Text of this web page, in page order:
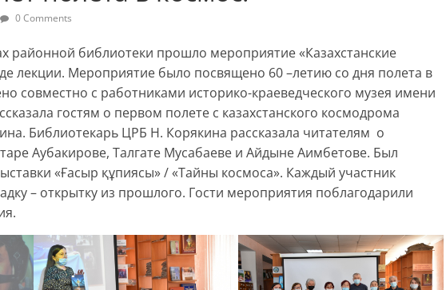
0 Comments
районной библиотеки прошло мероприятие «Казахстанские
лекции. Мероприятие было посвящено 60 –летию со дня полета в
совместно с работниками историко-краеведческого музея имени
гостям о первом полете с казахстанского космодрома
Библиотекарь ЦРБ Н. Корякина рассказала читателям о
Аубакирове, Талгате Мусабаеве и Айдыне Аимбетове. Был
«Ғасыр құпиясы» / «Тайны космоса». Каждый участник
– открытку из прошлого. Гости мероприятия поблагодарили